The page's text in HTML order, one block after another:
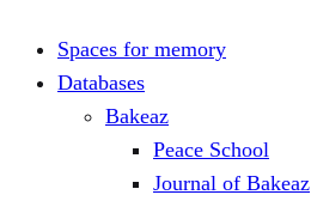
Spaces for memory
Databases
Bakeaz
Peace School
Journal of Bakeaz